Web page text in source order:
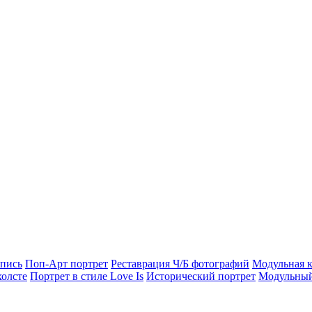
Поп-Арт портрет Реставрация Ч/Б фотографий Модульная
Портрет в стиле Love Is Исторический портрет